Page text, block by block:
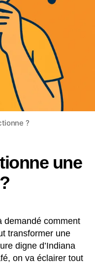
?
une
demandé comment
transformer une
digne d’Indiana
on va éclairer tout